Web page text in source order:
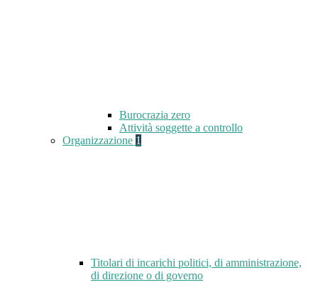
Burocrazia zero
Attività soggette a controllo
Organizzazione 1
Titolari di incarichi politici, di amministrazione,
di direzione o di governo